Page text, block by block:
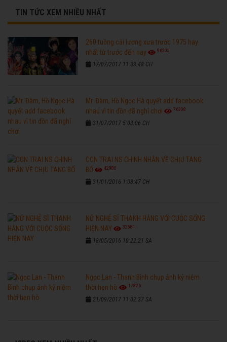
TIN TỨC XEM NHIỀU NHẤT
260 tuồng cải lương xưa trước 1975 hay
nhất từ trước đến nay
96205
17/07/2017 11:33:48 CH
Mr. Đàm, Hồ Ngọc Hà quyết add facebook
nhau vì tin đồn đã nghỉ chơi
76308
31/07/2017 5:03:06 CH
CON TRAI NS CHINH NHẪN VỀ CHỊU TANG
BỐ
42980
31/01/2016 1:08:47 CH
NỮ NGHỆ SĨ THANH HẰNG VỚI CUỘC SỐNG
HIỆN NAY
32581
18/05/2016 10:22:21 SA
Ngọc Lan - Thanh Bình chụp ảnh kỷ niệm
thời hẹn hò
17826
21/09/2017 11:02:37 SA